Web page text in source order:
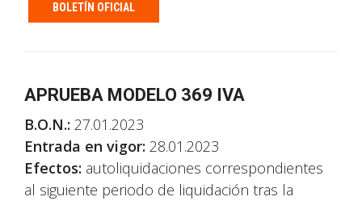
BOLETÍN OFICIAL
APRUEBA MODELO 369 IVA
B.O.N.: 27.01.2023
Entrada en vigor: 28.01.2023
Efectos: autoliquidaciones correspondientes
al siguiente periodo de liquidación tras la